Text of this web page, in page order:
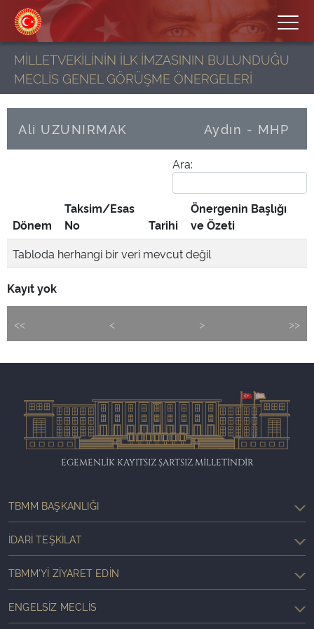
MİLLETVEKİLİNİN İLK İMZASININ BULUNDUĞU
MECLİS GENEL GÖRÜŞME ÖNERGELERİ
Ali UZUNIRMAK Aydın - MHP
Ara:
Dönem
Taksim/Esas
No
Tarihi
Önergenin Başlığı
ve Özeti
Tabloda herhangi bir veri mevcut değil
Kayıt yok
<< < > >>
EGEMENLİK KAYITSIZ ŞARTSIZ MİLLETİNDİR
TBMM BAŞKANLIĞI
İDARI TEŞKILAT
TBMM'YI ZIYARET EDIN
ENGELSIZ MECLIS